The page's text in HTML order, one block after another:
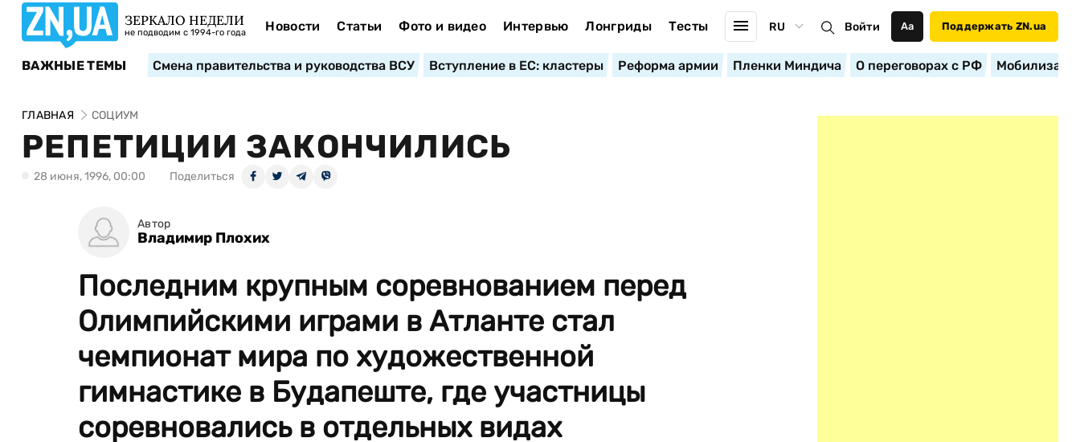
ЗЕРКАЛО НЕДЕЛИ
не подводим с 1994-го года Новости Статьи Фото и видео Интервью Лонгриды Тесты RU Войти Аа Поддержать ZN.ua
ВАЖНЫЕ ТЕМЫ Смена правительства и руководства ВСУ Вступление в ЕС: кластеры Реформа армии Пленки Миндича О переговорах с РФ
ГЛАВНАЯ СОЦИУМ
РЕПЕТИЦИИ ЗАКОНЧИЛИСЬ
28 июня, 1996, 00:00 Поделиться
Автор
Владимир Плохих
Последним крупным соревнованием перед
Олимпийскими играми в Атланте стал
чемпионат мира по художественной
гимнастике в Будапеште, где участницы
соревновались в отдельных видах